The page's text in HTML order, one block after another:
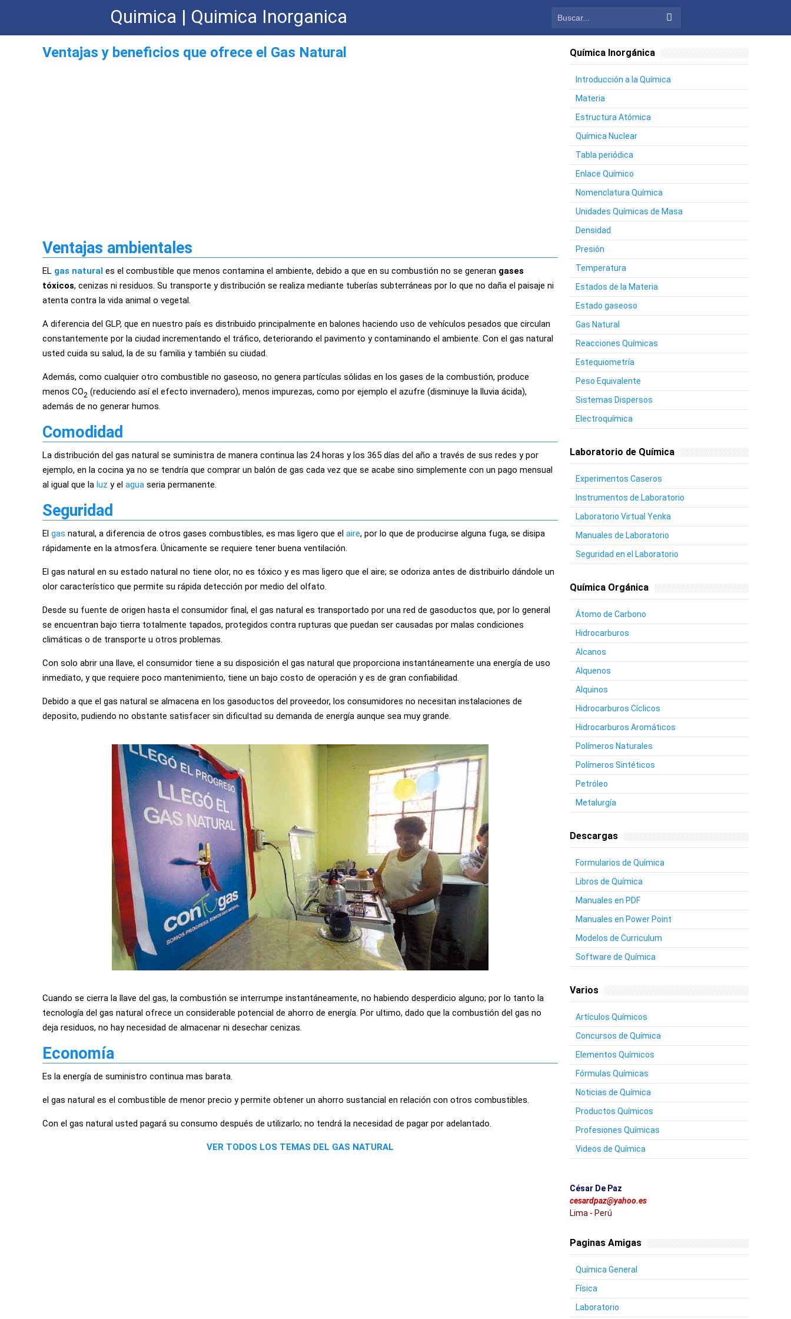
Quimica | Quimica Inorganica
Ventajas y beneficios que ofrece el Gas Natural
Ventajas ambientales
EL gas natural es el combustible que menos contamina el ambiente, debido a que en su combustión no se generan gases
tóxicos, cenizas ni residuos. Su transporte y distribución se realiza mediante tuberías subterráneas por lo que no daña el paisaje ni
atenta contra la vida animal o vegetal.
A diferencia del GLP, que en nuestro país es distribuido principalmente en balones haciendo uso de vehículos pesados que circulan
constantemente por la ciudad incrementando el tráfico, deteriorando el pavimento y contaminando el ambiente. Con el gas natural
usted cuida su salud, la de su familia y también su ciudad.
Además, como cualquier otro combustible no gaseoso, no genera partículas sólidas en los gases de la combustión, produce
menos CO2 (reduciendo así el efecto invernadero), menos impurezas, como por ejemplo el azufre (disminuye la lluvia ácida),
además de no generar humos.
Comodidad
La distribución del gas natural se suministra de manera continua las 24 horas y los 365 días del año a través de sus redes y por
ejemplo, en la cocina ya no se tendría que comprar un balón de gas cada vez que se acabe sino simplemente con un pago mensual
al igual que la luz y el agua seria permanente.
Seguridad
El gas natural, a diferencia de otros gases combustibles, es mas ligero que el aire, por lo que de producirse alguna fuga, se disipa
rápidamente en la atmosfera. Únicamente se requiere tener buena ventilación.
El gas natural en su estado natural no tiene olor, no es tóxico y es mas ligero que el aire; se odoriza antes de distribuirlo dándole un
olor característico que permite su rápida detección por medio del olfato.
Desde su fuente de origen hasta el consumidor final, el gas natural es transportado por una red de gasoductos que, por lo general
se encuentran bajo tierra totalmente tapados, protegidos contra rupturas que puedan ser causadas por malas condiciones
climáticas o de transporte u otros problemas.
Con solo abrir una llave, el consumidor tiene a su disposición el gas natural que proporciona instantáneamente una energía de uso
inmediato, y que requiere poco mantenimiento, tiene un bajo costo de operación y es de gran confiabilidad.
Debido a que el gas natural se almacena en los gasoductos del proveedor, los consumidores no necesitan instalaciones de
deposito, pudiendo no obstante satisfacer sin dificultad su demanda de energía aunque sea muy grande.
Cuando se cierra la llave del gas, la combustión se interrumpe instantáneamente, no habiendo desperdicio alguno; por lo tanto la
tecnología del gas natural ofrece un considerable potencial de ahorro de energía. Por ultimo, dado que la combustión del gas no
deja residuos, no hay necesidad de almacenar ni desechar cenizas.
Economía
Es la energía de suministro continua mas barata.
el gas natural es el combustible de menor precio y permite obtener un ahorro sustancial en relación con otros combustibles.
Con el gas natural usted pagará su consumo después de utilizarlo; no tendrá la necesidad de pagar por adelantado.
VER TODOS LOS TEMAS DEL GAS NATURAL
Química Inorgánica
Introducción a la Química
Materia
Estructura Atómica
Química Nuclear
Tabla periódica
Enlace Químico
Nomenclatura Química
Unidades Químicas de Masa
Densidad
Presión
Temperatura
Estados de la Materia
Estado gaseoso
Gas Natural
Reacciones Químicas
Estequiometría
Peso Equivalente
Sistemas Dispersos
Electroquímica
Laboratorio de Química
Experimentos Caseros
Instrumentos de Laboratorio
Laboratorio Virtual Yenka
Manuales de Laboratorio
Seguridad en el Laboratorio
Química Orgánica
Átomo de Carbono
Hidrocarburos
Alcanos
Alquenos
Alquinos
Hidrocarburos Cíclicos
Hidrocarburos Aromáticos
Polímeros Naturales
Polímeros Sintéticos
Petróleo
Metalurgía
Descargas
Formularios de Química
Libros de Química
Manuales en PDF
Manuales en Power Point
Modelos de Curriculum
Software de Química
Varios
Artículos Químicos
Concursos de Química
Elementos Químicos
Fórmulas Químicas
Noticias de Química
Productos Químicos
Profesiones Químicas
Videos de Química
César De Paz
cesardpaz@yahoo.es
Lima - Perú
Paginas Amigas
Química General
Física
Laboratorio